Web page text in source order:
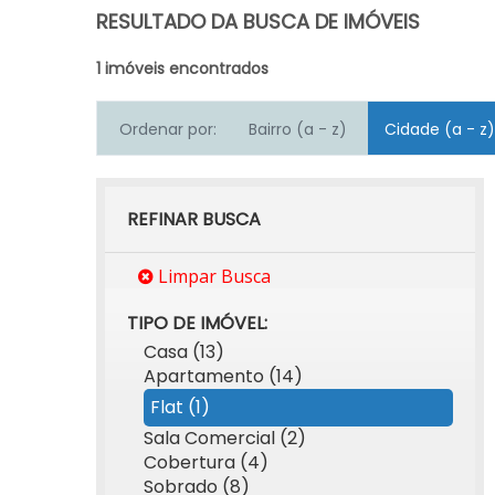
RESULTADO DA BUSCA DE IMÓVEIS
1 imóveis encontrados
Ordenar por: Bairro (a - z) Cidade (a - z)
REFINAR BUSCA
Limpar Busca
TIPO DE IMÓVEL:
Casa (13)
Apartamento (14)
Flat (1)
Sala Comercial (2)
Cobertura (4)
Sobrado (8)